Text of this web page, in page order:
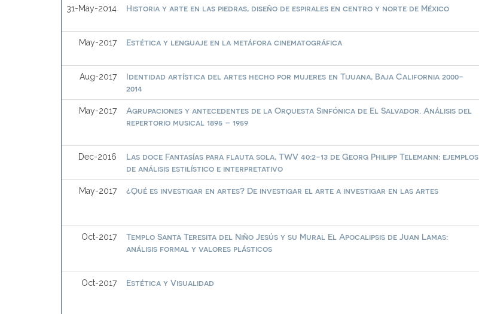
31-May-2014 Historia y arte en las piedras, diseño de espirales en centro y norte de México
May-2017 Estética y lenguaje en la metáfora cinematográfica
Aug-2017
Identidad artística del artes hecho por mujeres en Tijuana, Baja California 2000-
2014
May-2017
Agrupaciones y antecedentes de la Orquesta Sinfónica de El Salvador. Análisis del
repertorio musical 1895 – 1959
Dec-2016
Las doce Fantasías para flauta sola, TWV 40:2-13 de Georg Philipp Telemann: ejemplos
de análisis estilístico e interpretativo
May-2017 ¿Qué es investigar en artes? De investigar el arte a investigar en las artes
Oct-2017
Templo Santa Teresita del Niño Jesús y su Mural El Apocalipsis de Juan Lamas:
análisis formal y valores plásticos
Oct-2017 Estética y Visualidad